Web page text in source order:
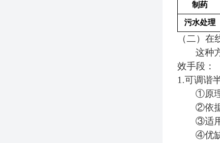
制药
污水处理
（二）
这种
效手段：
1.可调谐
①原
②依
③适
④优